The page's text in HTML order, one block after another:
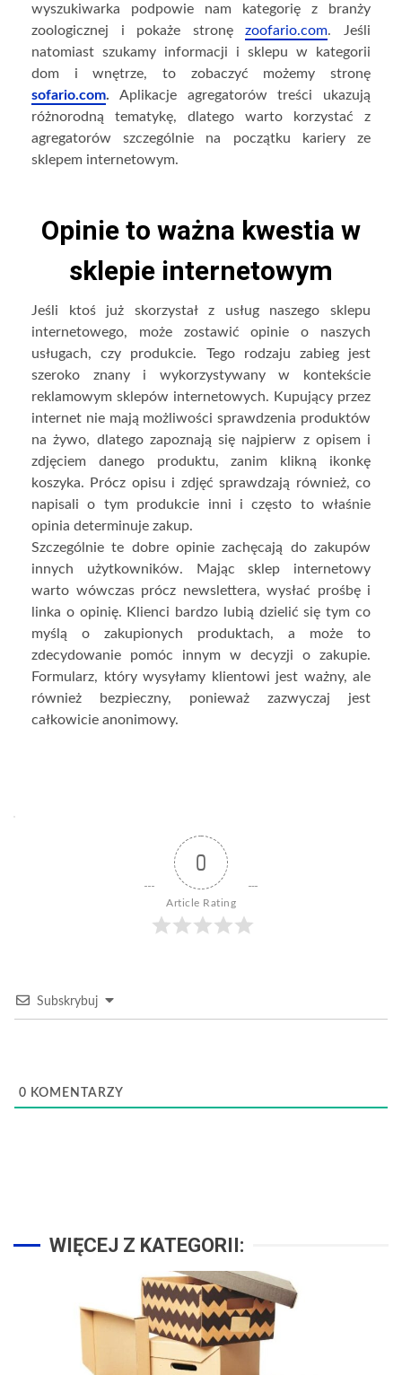
wyszukiwarka podpowie nam kategorię z branży
zoologicznej i pokaże stronęzoofario.com. Jeśli
natomiast szukamy informacji i sklepu w kategorii
dom i wnętrze, to zobaczyć możemy stronę
sofario.com. Aplikacje agregatorów treści ukazują
różnorodną tematykę, dlatego warto korzystać z
agregatorów szczególnie na początku kariery ze
sklepem internetowym.
Opinie to ważna kwestia w
sklepie internetowym
Jeśli ktoś już skorzystał z usług naszego sklepu
internetowego, może zostawić opinie o naszych
usługach, czy produkcie. Tego rodzaju zabieg jest
szeroko znany i wykorzystywany w kontekście
reklamowym sklepów internetowych. Kupujący przez
internet nie mają możliwości sprawdzenia produktów
na żywo, dlatego zapoznają się najpierw z opisem i
zdjęciem danego produktu, zanim klikną ikonkę
koszyka. Prócz opisu i zdjęć sprawdzają również, co
napisali o tym produkcie inni i często to właśnie
opinia determinuje zakup.
Szczególnie te dobre opinie zachęcają do zakupów
innych użytkowników. Mając sklep internetowy
warto wówczas prócz newslettera, wysłać prośbę i
linka o opinię. Klienci bardzo lubią dzielić się tym co
myślą o zakupionych produktach, a może to
zdecydowanie pomóc innym w decyzji o zakupie.
Formularz, który wysyłamy klientowi jest ważny, ale
również bezpieczny, ponieważ zazwyczaj jest
całkowicie anonimowy.
0
Article Rating
Subskrybuj
0 KOMENTARZY
WIĘCEJ Z KATEGORII: